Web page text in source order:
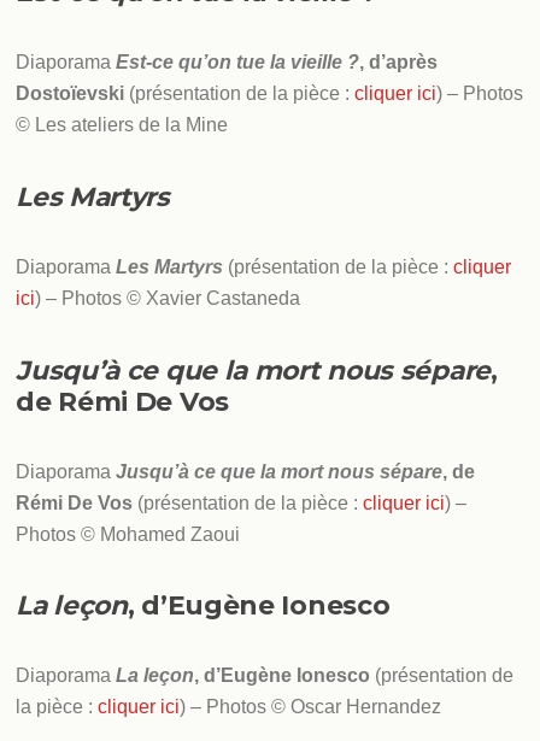
DiaporamaEst-ce qu’on tue la vieille ?, d’après
Dostoïevski (présentation de la pièce :cliquer ici) – Photos
© Les ateliers de la Mine
Les Martyrs
DiaporamaLes Martyrs (présentation de la pièce :cliquer
ici) – Photos © Xavier Castaneda
Jusqu’à ce que la mort nous sépare,
de Rémi De Vos
DiaporamaJusqu’à ce que la mort nous sépare, de
Rémi De Vos (présentation de la pièce :cliquer ici) –
Photos © Mohamed Zaoui
La leçon, d’Eugène Ionesco
DiaporamaLa leçon, d’Eugène Ionesco (présentation de
la pièce :cliquer ici) – Photos © Oscar Hernandez